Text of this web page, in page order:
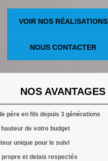
VOIR NOS RÉALISATIONS
NOUS CONTACTER
NOS AVANTAGES
père en fils depuis 3 générations
hauteur de votre budget
unique pour le suivi
propre et delais respectés